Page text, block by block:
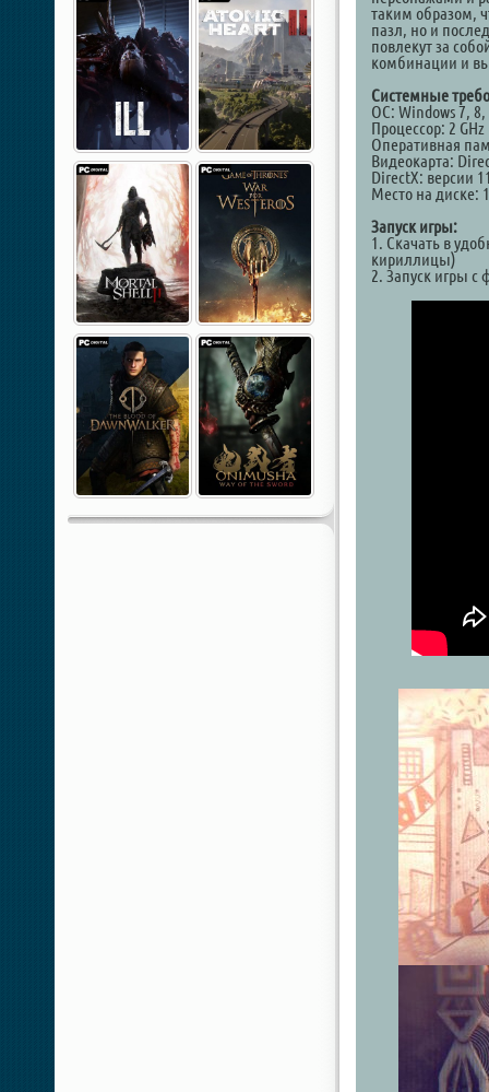
таким образом,
пазл, но и
повлекут за
комбинации и
Системные
ОС: Windows 7,
Процессор: 2
Оперативная
Видеокарта:
DirectX: версии
Место на диске:
Запуск игры:
1. Скачать в
кириллицы)
2. Запуск игры с